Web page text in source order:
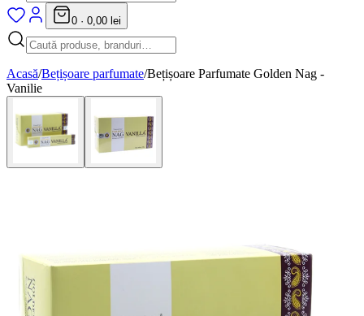
0 · 0,00 lei
Acasă/Bețișoare parfumate/Bețișoare Parfumate Golden Nag -
Vanilie